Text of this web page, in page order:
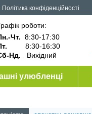
Політика конфіденційності
роботи:
Чт. 8:30-17:30
8:30-16:30
Нд. Вихідний
улюбленці